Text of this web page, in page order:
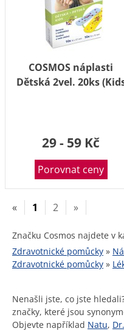
COSMOS náplasti
Dětská 2vel. 20ks
29 - 59 Kč
Porovnat ceny
« 1 2 »
Značku Cosmos najdete v
Zdravotnické pomůcky »
Zdravotnické pomůcky »
Nenašli jste, co jste
značky, které jsou
Objevte například Natu,